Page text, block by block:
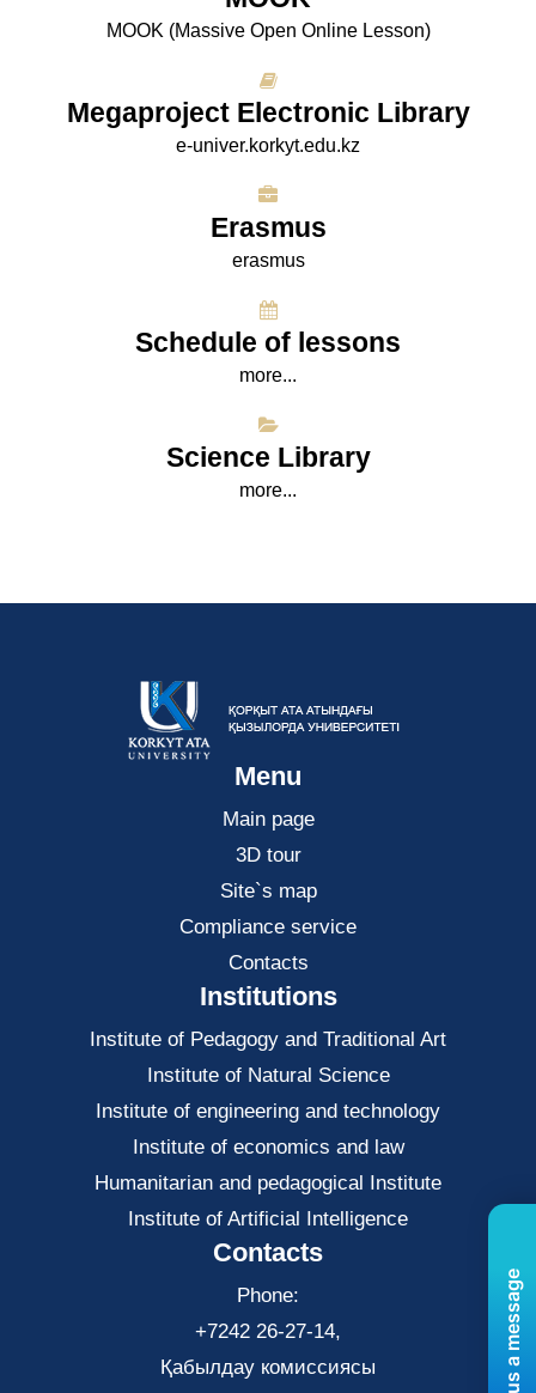
МООK (Massive Open Online Lesson)
Megaproject Electronic Library
e-univer.korkyt.edu.kz
Erasmus
erasmus
Schedule of lessons
more...
Science Library
more...
Menu
Main page
3D tour
Site`s map
Compliance service
Contacts
Institutions
Institute of Pedagogy and Traditional Art
Institute of Natural Science
Institute of engineering and technology
Institute of economics and law
Нumanitarian and pedagogical Institute
Institute of Artificial Intelligence
Contacts
Phone:
+7242 26-27-14,
Қабылдау комиссиясы
Send us a message